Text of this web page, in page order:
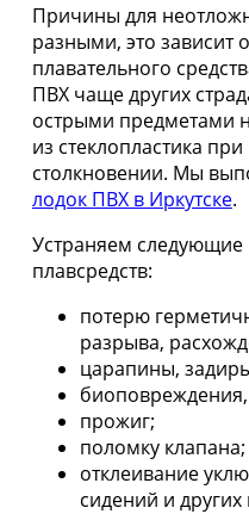
Причины для
разными, это зависит
плавательного
ПВХ чаще других
острыми предметами
из стеклопластика
столкновении. Мы
лодок ПВХ в Иркутске.
Устраняем следующие
плавсредств:
потерю
разрыва,
царапины,
прожиг;
поломку клапана;
отклеивание
сидений и